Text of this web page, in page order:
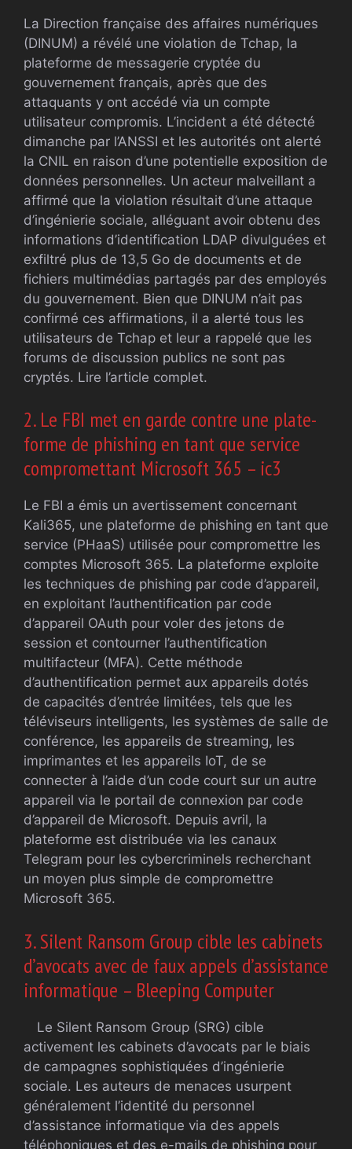
La Direction française des affaires numériques
(DINUM) a révélé une violation de Tchap, la
plateforme de messagerie cryptée du
gouvernement français, après que des
attaquants y ont accédé via un compte
utilisateur compromis. L’incident a été détecté
dimanche par l’ANSSI et les autorités ont alerté
la CNIL en raison d’une potentielle exposition de
données personnelles. Un acteur malveillant a
affirmé que la violation résultait d’une attaque
d’ingénierie sociale, alléguant avoir obtenu des
informations d’identification LDAP divulguées et
exfiltré plus de 13,5 Go de documents et de
fichiers multimédias partagés par des employés
du gouvernement. Bien que DINUM n’ait pas
confirmé ces affirmations, il a alerté tous les
utilisateurs de Tchap et leur a rappelé que les
forums de discussion publics ne sont pas
cryptés. Lire l’article complet.
2. Le FBI met en garde contre une plate-
forme de phishing en tant que service
compromettant Microsoft 365 – ic3
Le FBI a émis un avertissement concernant
Kali365, une plateforme de phishing en tant que
service (PHaaS) utilisée pour compromettre les
comptes Microsoft 365. La plateforme exploite
les techniques de phishing par code d’appareil,
en exploitant l’authentification par code
d’appareil OAuth pour voler des jetons de
session et contourner l’authentification
multifacteur (MFA). Cette méthode
d’authentification permet aux appareils dotés
de capacités d’entrée limitées, tels que les
téléviseurs intelligents, les systèmes de salle de
conférence, les appareils de streaming, les
imprimantes et les appareils IoT, de se
connecter à l’aide d’un code court sur un autre
appareil via le portail de connexion par code
d’appareil de Microsoft. Depuis avril, la
plateforme est distribuée via les canaux
Telegram pour les cybercriminels recherchant
un moyen plus simple de compromettre
Microsoft 365.
3. Silent Ransom Group cible les cabinets
d’avocats avec de faux appels d’assistance
informatique – Bleeping Computer
Le Silent Ransom Group (SRG) cible
activement les cabinets d’avocats par le biais
de campagnes sophistiquées d’ingénierie
sociale. Les auteurs de menaces usurpent
généralement l’identité du personnel
d’assistance informatique via des appels
téléphoniques et des e-mails de phishing pour